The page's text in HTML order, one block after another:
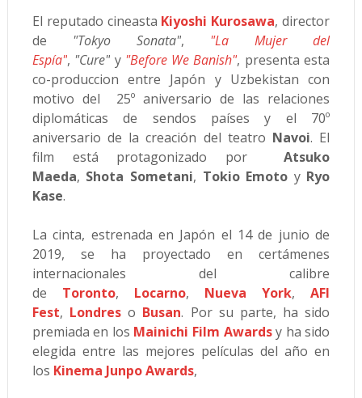
El reputado cineasta Kiyoshi Kurosawa, director
de "Tokyo Sonata", "La Mujer del
Espía", "Cure" y "Before We Banish", presenta esta
co-produccion entre Japón y Uzbekistan con
motivo del 25º aniversario de las relaciones
diplomáticas de sendos países y el 70º
aniversario de la creación del teatro Navoi. El
film está protagonizado porAtsuko
Maeda, Shota Sometani, Tokio Emoto y Ryo
Kase.
La cinta, estrenada en Japón el 14 de junio de
2019, se ha proyectado en certámenes
internacionales del calibre
de Toronto, Locarno, Nueva York,AFI
Fest, Londreso Busan. Por su parte, ha sido
premiada en los Mainichi Film Awardsy ha sido
elegida entre las mejores películas del año en
los Kinema Junpo Awards,